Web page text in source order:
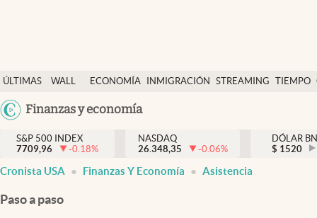
ÚLTIMAS
NOTICIAS
WALL
DÓLAR
ECONOMÍA INMIGRACIÓN STREAMING TIEMPO
México
Finanzas y economía
Finanzas y economía
Wall Street y dólar
Inmigración
S&P 500 INDEX
7709,96
-0.18%
NASDAQ
26.348,35
-0.06%
DÓLAR
$ 1520
Cronista USA Finanzas Y Economía Asistencia
Paso a paso